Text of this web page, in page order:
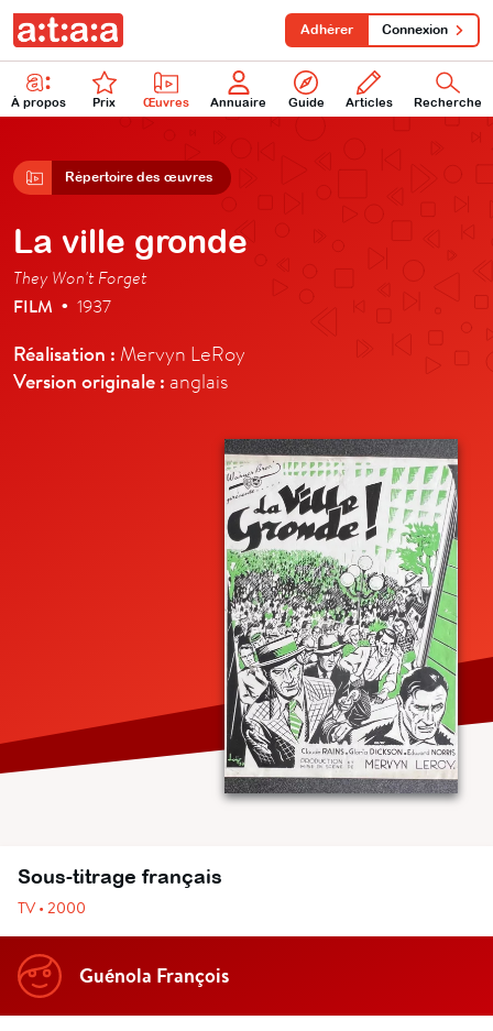
À propos Prix Œuvres Annuaire Guide Articles Recherche
Adhérer Connexion
Répertoire des œuvres
La ville gronde
They Won't Forget
FILM • 1937
Réalisation : Mervyn LeRoy
Version originale : anglais
Sous-titrage français
TV • 2000
Guénola François